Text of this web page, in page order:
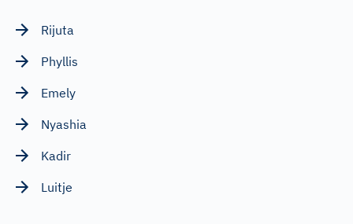
Rijuta
Phyllis
Emely
Nyashia
Kadir
Luitje